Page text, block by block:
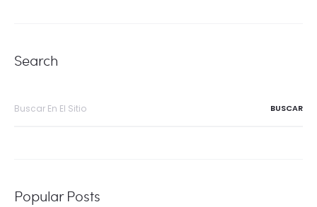
Search
Popular Posts